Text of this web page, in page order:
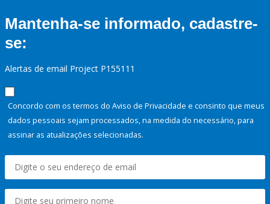
Mantenha-se informado, cadastre-
se:
Alertas de email Project P155111
Concordo com os termos do Aviso de Privacidade e consinto que meus
dados pessoais sejam processados, na medida do necessário, para
assinar as atualizações selecionadas.